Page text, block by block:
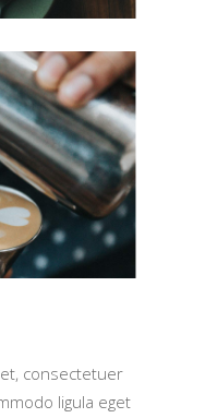
consectetuer
ligula eget